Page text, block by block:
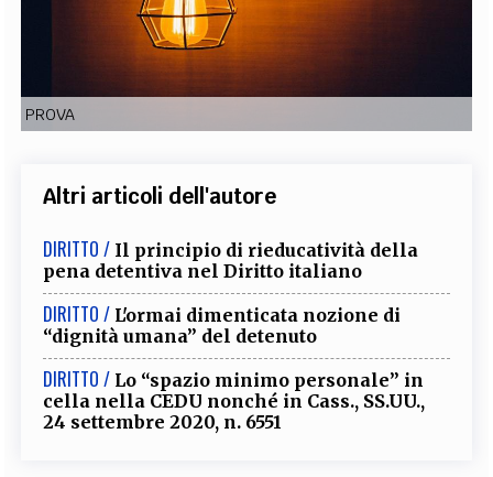
EXTRA
RUBRICHE LIBRI PROCEEDINGS
SOCIAL MEDIA
PROVA
Altri articoli dell'autore
DIRITTO / Il principio di rieducatività della
pena detentiva nel Diritto italiano
DIRITTO / L'ormai dimenticata nozione di
“dignità umana” del detenuto
DIRITTO / Lo “spazio minimo personale” in
cella nella CEDU nonché in Cass., SS.UU.,
24 settembre 2020, n. 6551